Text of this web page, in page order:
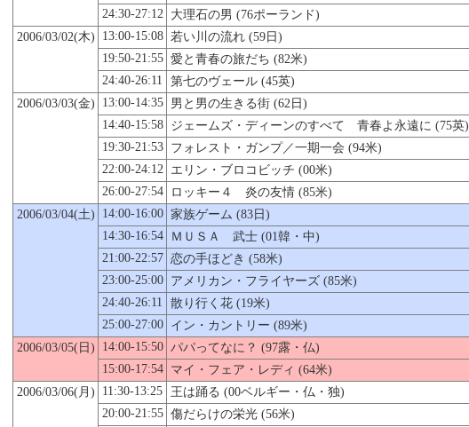
24:30-27:12
大理石の男 (76ポーランド)
2006/03/02(木)
13:00-15:08 若い川の流れ (59日)
19:50-21:55 愛と青春の旅だち (82米)
24:40-26:11
第七のヴェール (45英)
2006/03/03(金)
13:00-14:35 男と男の生きる街 (62日)
14:40-15:58
ジェームズ・ディーンのすべて 青春よ永遠に (75英)
19:30-21:53
フォレスト・ガンプ／一期一会 (94米)
22:00-24:12
エリン・ブロコビッチ (00米)
26:00-27:54
ロッキー４ 炎の友情 (85米)
2006/03/04(土)
14:00-16:00 家族ゲーム (83日)
14:30-16:54
ＭＵＳＡ 武士 (01韓・中)
21:00-22:57 恋の手ほどき (58米)
23:00-25:00
アメリカン・フライヤーズ (85米)
24:40-26:11
散り行く花 (19米)
25:00-27:00
イン・カントリー (89米)
2006/03/05(日) 14:00-15:50 パパってなに？ (97露・仏)
15:00-17:54
マイ・フェア・レディ (64米)
2006/03/06(月)
11:30-13:25 王は踊る (00ベルギー・仏・独)
20:00-21:55 傷だらけの栄光 (56米)